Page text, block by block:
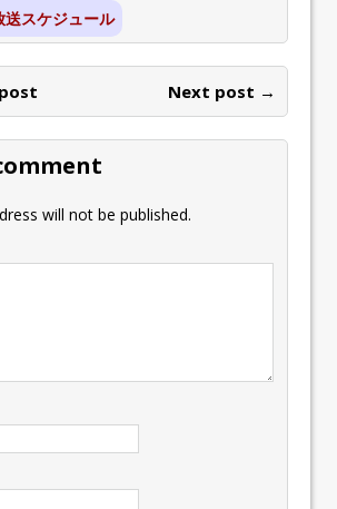
スケジュール
Next post →
will not be published.